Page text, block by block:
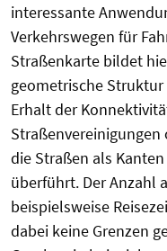
interessante
Verkehrswegen für
Straßenkarte bildet
geometrische
Erhalt der
die Straßen als
überführt. Der Anzahl
beispielsweise
dabei keine Grenzen